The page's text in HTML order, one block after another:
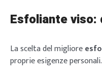
Esfoliante
La scelta del migliore
proprie esigenze personali.